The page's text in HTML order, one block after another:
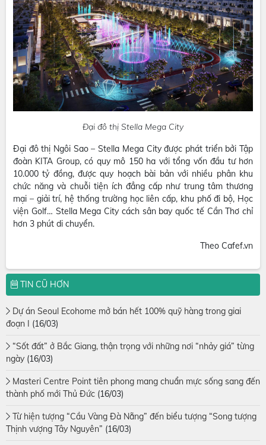
Đại đô thị Stella Mega City
Đại đô thị Ngôi Sao – Stella Mega City được phát triển bởi Tập
đoàn KITA Group, có quy mô 150 ha với tổng vốn đầu tư hơn
10.000 tỷ đồng, được quy hoạch bài bản với nhiều phân khu
chức năng và chuỗi tiện ích đẳng cấp như trung tâm thương
mại – giải trí, hệ thống trường học liên cấp, khu phố đi bộ, Học
viện Golf… Stella Mega City cách sân bay quốc tế Cần Thơ chỉ
hơn 3 phút di chuyển.
Theo Cafef.vn
TIN CŨ HƠN
Dự án Seoul Ecohome mở bán hết 100% quỹ hàng trong giai
đoạn I (16/03)
“Sốt đất” ở Bắc Giang, thận trọng với những nơi “nhảy giá” từng
ngày (16/03)
Masteri Centre Point tiên phong mang chuẩn mực sống sang đến
thành phố mới Thủ Đức (16/03)
Từ hiện tượng “Cầu Vàng Đà Nẵng” đến biểu tượng “Song tượng
Thịnh vượng Tây Nguyên” (16/03)